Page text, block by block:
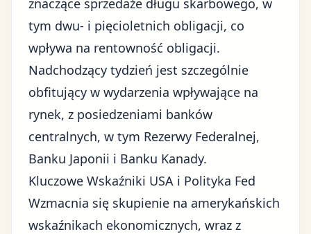
znaczące sprzedaże długu skarbowego, w
tym dwu- i pięcioletnich obligacji, co
wpływa na rentowność obligacji.
Nadchodzący tydzień jest szczególnie
obfitujący w wydarzenia wpływające na
rynek, z posiedzeniami banków
centralnych, w tym Rezerwy Federalnej,
Banku Japonii i Banku Kanady.
Kluczowe Wskaźniki USA i Polityka Fed
Wzmacnia się skupienie na amerykańskich
wskaźnikach ekonomicznych, wraz z